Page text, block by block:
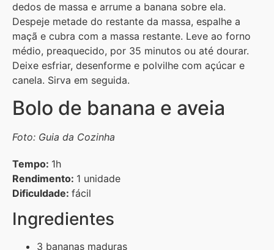
dedos de massa e arrume a banana sobre ela.
Despeje metade do restante da massa, espalhe a
maçã e cubra com a massa restante. Leve ao forno
médio, preaquecido, por 35 minutos ou até dourar.
Deixe esfriar, desenforme e polvilhe com açúcar e
canela. Sirva em seguida.
Bolo de banana e aveia
Foto: Guia da Cozinha
Tempo: 1h
Rendimento: 1 unidade
Dificuldade: fácil
Ingredientes
3 bananas maduras